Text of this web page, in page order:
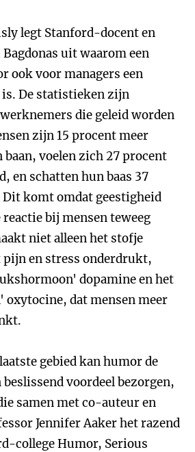
legt Stanford-docent en
uit waarom een
ook voor managers een
is. De statistieken zijn
die geleid worden
zijn 15 procent meer
voelen zich 27 procent
en schatten hun baas 37
komt omdat geestigheid
bij mensen teweeg
niet alleen het stofje
en stress onderdrukt,
dopamine en het
dat mensen meer
gebied kan humor de
voordeel bezorgen,
samen met co-auteur en
Jennifer Aaker het razend
college Humor, Serious